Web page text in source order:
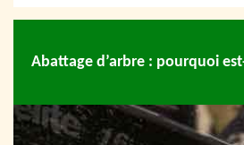
Abattage d’arbre : pourquoi